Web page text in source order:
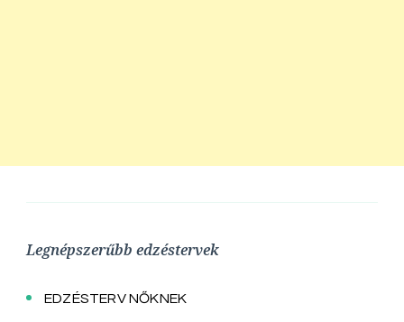
Legnépszerűbb edzéstervek
EDZÉSTERV NŐKNEK